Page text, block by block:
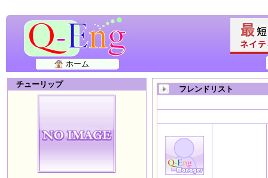
ホーム
チューリップ
フレンドリスト